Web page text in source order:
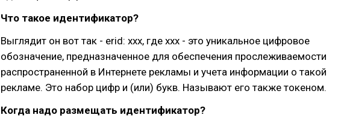
Что такое идентификатор?
Выглядит он вот так - erid: xxx, где xxx - это уникальное цифровое
обозначение, предназначенное для обеспечения прослеживаемости
распространенной в Интернете рекламы и учета информации о такой
рекламе. Это набор цифр и (или) букв. Называют его также токеном.
Когда надо размещать идентификатор?